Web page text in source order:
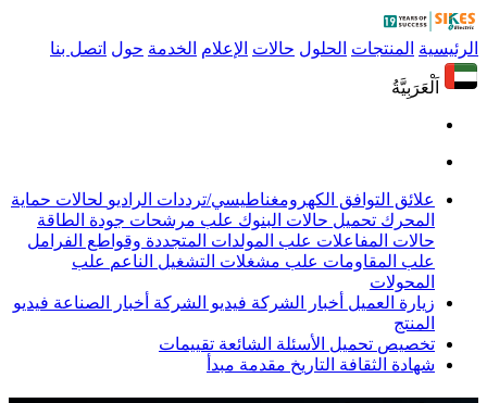
الرئيسية المنتجات الحلول حالات الإعلام الخدمة حول اتصل بنا
اَلْعَرَبِيَّةُ
علائق التوافق الكهرومغناطيسي/ترددات الراديو لحالات حماية
المحرك تحميل حالات البنوك علب مرشحات جودة الطاقة
حالات المفاعلات علب المولدات المتجددة وقواطع الفرامل
علب المقاومات علب مشغلات التشغيل الناعم علب
المحولات
زيارة العميل أخبار الشركة فيديو الشركة أخبار الصناعة فيديو
المنتج
تخصيص تحميل الأسئلة الشائعة تقييمات
شهادة الثقافة التاريخ مقدمة مبدأ